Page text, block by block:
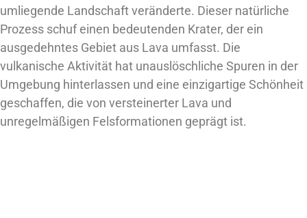
umliegende Landschaft veränderte. Dieser natürliche
Prozess schuf einen bedeutenden Krater, der ein
ausgedehntes Gebiet aus Lava umfasst. Die
vulkanische Aktivität hat unauslöschliche Spuren in der
Umgebung hinterlassen und eine einzigartige Schönheit
geschaffen, die von versteinerter Lava und
unregelmäßigen Felsformationen geprägt ist.